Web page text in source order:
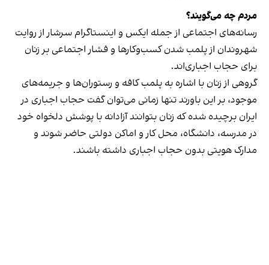
مردم چه می‌گویند؟
رسانه‎‌های اجتماعی از جمله ایکس و اینستاگرام سرشار از روایت
شهروندان از پلمب شدن کسب‌وکارها و فشار اجتماعی بر زنان
برای حجاب اجباری‌اند.
گروهی از زنان با اشاره به پلمب کافه و رستوران‌ها و جریمه‌های
موجود، بر این باورند تنها زمانی می‌توان گفت حجاب اجباری در
ایران برچیده شده که زنان بتوانند آزادانه با پوشش دلخواه خود
در مدرسه، دانشگاه، محل کار و اماکن دولتی حاضر شوند و
مدارک هویتی بدون حجاب اجباری داشته باشند.